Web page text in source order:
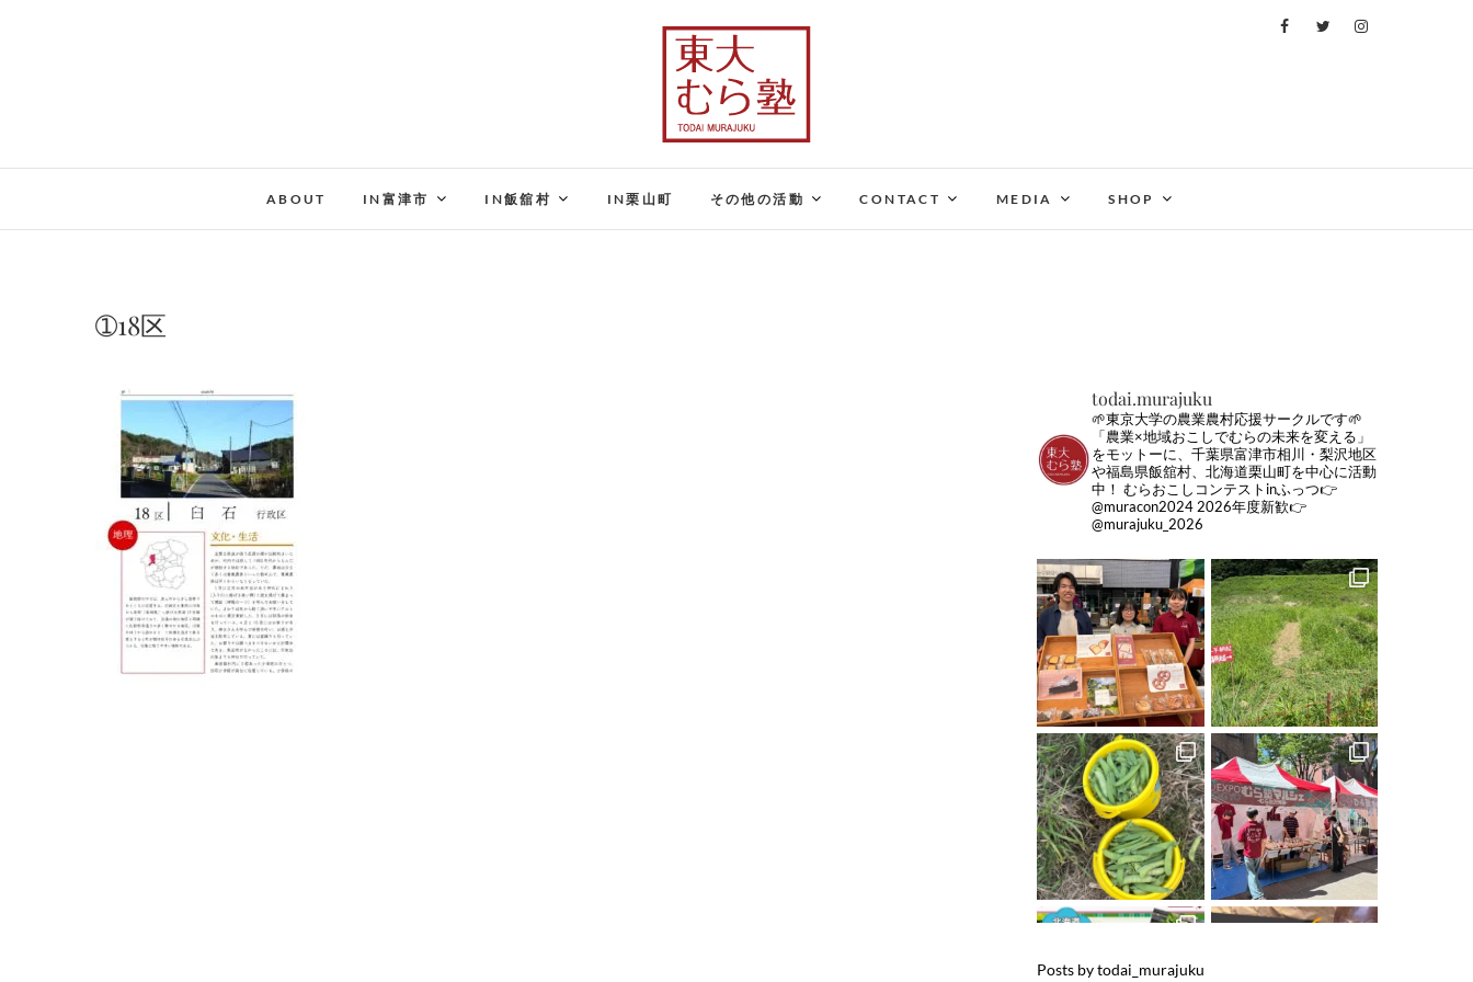
東大むら塾
ABOUT IN富津市 IN飯舘村 IN栗山町 その他の活動 CONTACT MEDIA SHOP
➀18区
todai.murajuku
🌱東京大学の農業農村応援サークルです🌱
「農業×地域おこしでむらの未来を変える」
をモットーに、千葉県富津市相川・梨沢地区
や福島県飯舘村、北海道栗山町を中心に活動
中！ むらおこしコンテストinふっつ👉
@muracon2024 2026年度新歓👉
@murajuku_2026
Posts by todai_murajuku